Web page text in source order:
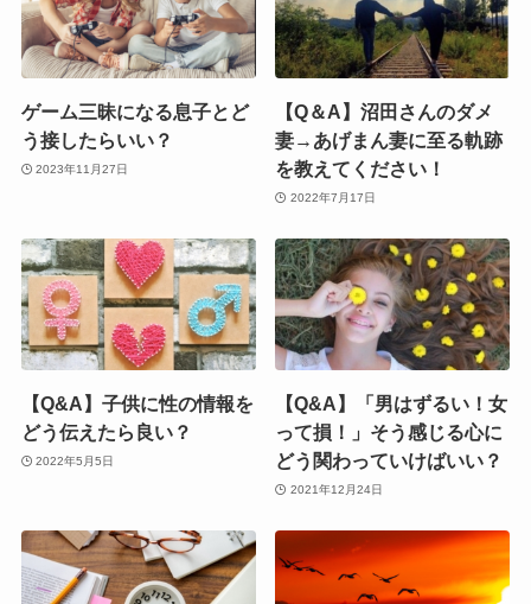
ゲーム三昧になる息子とど
う接したらいい？
2023年11月27日
【Q＆A】沼田さんのダメ
妻→あげまん妻に至る軌跡
を教えてください！
2022年7月17日
【Q&A】子供に性の情報を
どう伝えたら良い？
2022年5月5日
【Q&A】「男はずるい！女
って損！」そう感じる心に
どう関わっていけばいい？
2021年12月24日